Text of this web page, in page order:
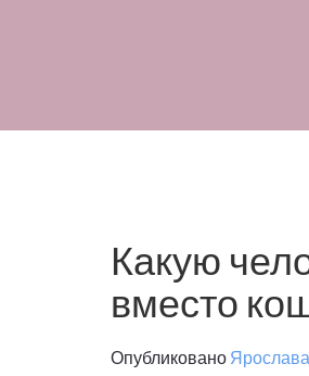
Какую
вместо
Опубликовано